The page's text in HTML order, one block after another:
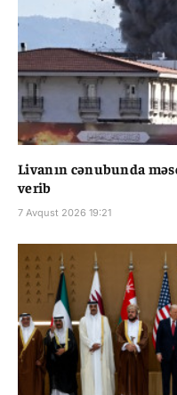
Livanın cənubunda
verib
7 Avqust 2026 19:21